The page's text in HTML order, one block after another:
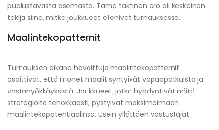
puolustavasta asemasta. Tämä taktinen ero oli keskeinen
tekijä siinä, mitkä joukkueet etenivät turnauksessa.
Maalintekopatternit
Turnauksen aikana havaittuja maalintekopatternit
osoittivat, että monet maalit syntyivät vapaapotkuista ja
vastahyökkäyksistä. Joukkueet, jotka hyödyntivät näitä
strategioita tehokkaasti, pystyivät maksimoimaan
maalintekopotentiaalinsa, usein yllättäen vastustajat.